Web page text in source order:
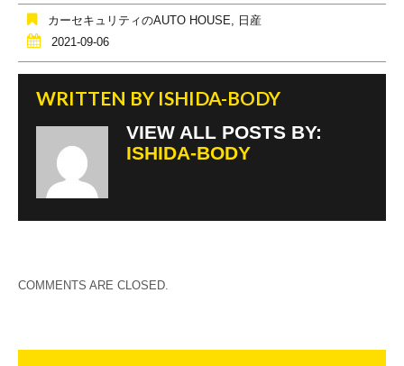
o
o
k
カーセキュリティのAUTO HOUSE, 日産
2021-09-06
WRITTEN BY ISHIDA-BODY
VIEW ALL POSTS BY:
ISHIDA-BODY
COMMENTS ARE CLOSED.